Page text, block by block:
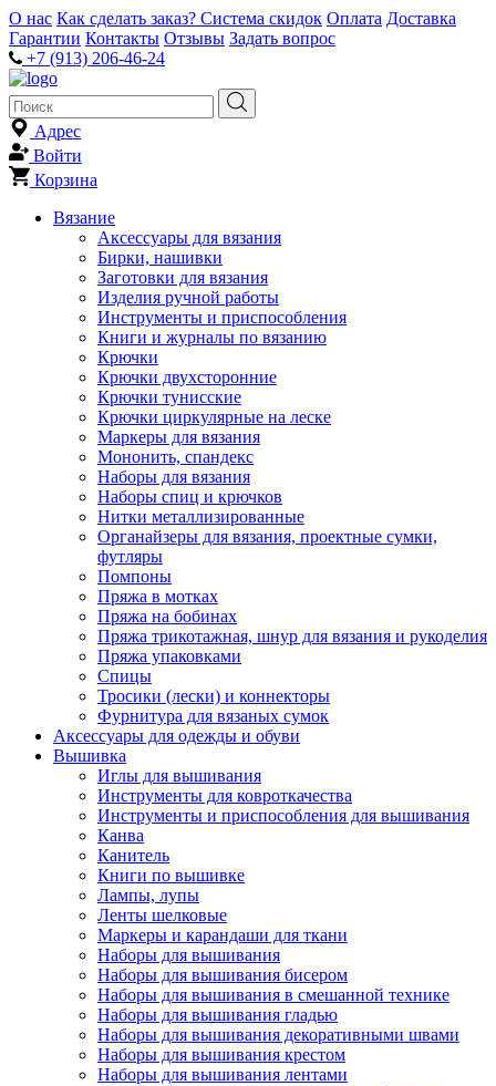
О нас Как сделать заказ? Система скидок Оплата Доставка
Гарантии Контакты Отзывы Задать вопрос
+7 (913) 206-46-24
Адрес
Войти
Корзина
Вязание
Аксессуары для вязания
Бирки, нашивки
Заготовки для вязания
Изделия ручной работы
Инструменты и приспособления
Книги и журналы по вязанию
Крючки
Крючки двухсторонние
Крючки тунисские
Крючки циркулярные на леске
Маркеры для вязания
Мононить, спандекс
Наборы для вязания
Наборы спиц и крючков
Нитки металлизированные
Органайзеры для вязания, проектные сумки,
футляры
Помпоны
Пряжа в мотках
Пряжа на бобинах
Пряжа трикотажная, шнур для вязания и рукоделия
Пряжа упаковками
Спицы
Тросики (лески) и коннекторы
Фурнитура для вязаных сумок
Аксессуары для одежды и обуви
Вышивка
Иглы для вышивания
Инструменты для ковроткачества
Инструменты и приспособления для вышивания
Канва
Канитель
Книги по вышивке
Лампы, лупы
Ленты шелковые
Маркеры и карандаши для ткани
Наборы для вышивания
Наборы для вышивания бисером
Наборы для вышивания в смешанной технике
Наборы для вышивания гладью
Наборы для вышивания декоративными швами
Наборы для вышивания крестом
Наборы для вышивания лентами